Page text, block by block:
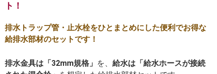
ト！
排水トラップ管・止水栓をひとまとめにした便利でお得な
給排水部材のセットです！
排水金具は「32mm規格」 を、 給水は「給水ホースが接続